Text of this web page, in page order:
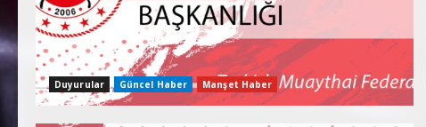
Duyurular Güncel Haber Manşet Haber